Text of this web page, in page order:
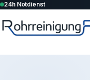
24h Notdienst